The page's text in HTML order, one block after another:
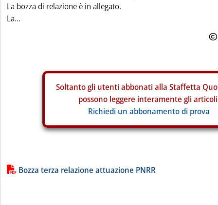
La bozza di relazione è in allegato.
La...
Soltanto gli utenti abbonati alla Staffetta
possono leggere interamente gli
Richiedi un abbonamento di prova
Lista allegati PDF alla notizia
Bozza terza relazione attuazione PNRR